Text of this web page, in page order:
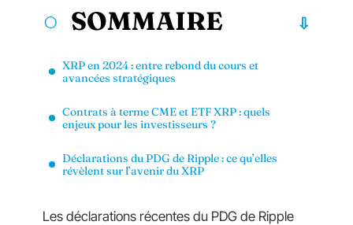
SOMMAIRE
XRP en 2024 : entre rebond du cours et
avancées stratégiques
Contrats à terme CME et ETF XRP : quels
enjeux pour les investisseurs ?
Déclarations du PDG de Ripple : ce qu’elles
révèlent sur l’avenir du XRP
Les déclarations récentes du PDG de Ripple